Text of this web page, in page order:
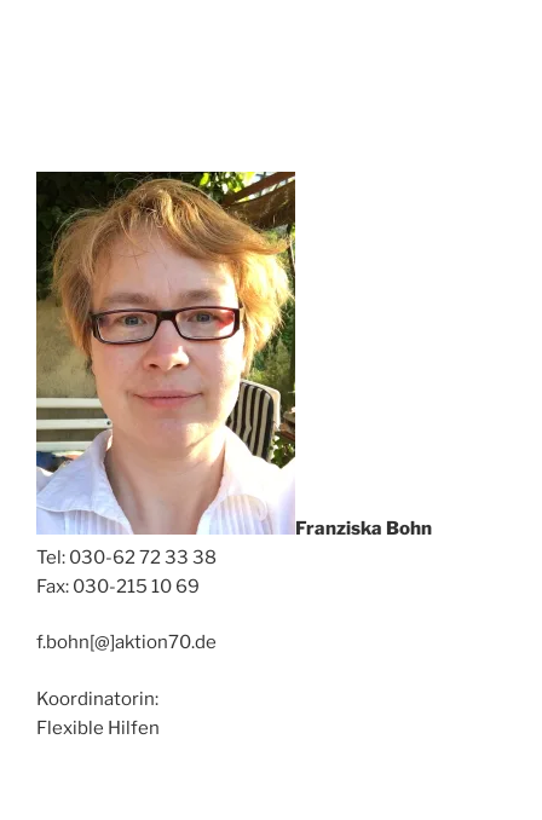
Franziska Bohn
Tel: 030-62 72 33 38
Fax: 030-215 10 69
f.bohn[@]aktion70.de
Koordinatorin:
Flexible Hilfen